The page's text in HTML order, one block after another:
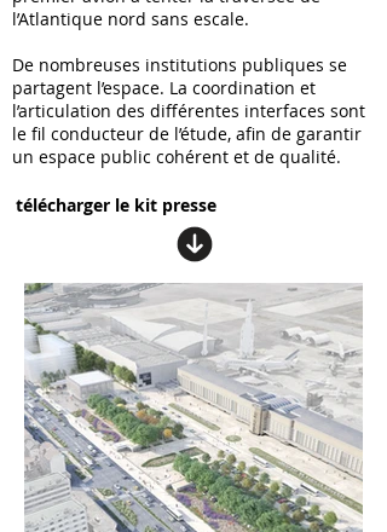
l’Atlantique nord sans escale.
De nombreuses institutions publiques se
partagent l’espace. La coordination et
l’articulation des différentes interfaces sont
le fil conducteur de l’étude, afin de garantir
un espace public cohérent et de qualité.
télécharger le kit presse